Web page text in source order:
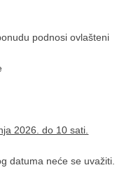
podnosi ovlašteni
2026. do 10 sati.
datuma neće se uvažiti.